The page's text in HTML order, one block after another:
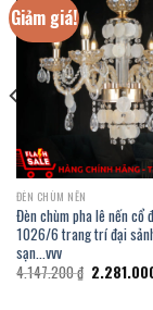
Giảm giá!
ĐÈN CHÙM NẾN
Đèn chùm pha lê nến cổ
1026/6 trang trí đại
sạn…vvv
4.147.200₫ Giá
gốc